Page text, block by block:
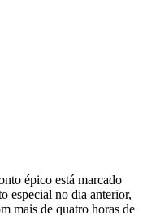
épico está marcado
especial no dia anterior,
mais de quatro horas de